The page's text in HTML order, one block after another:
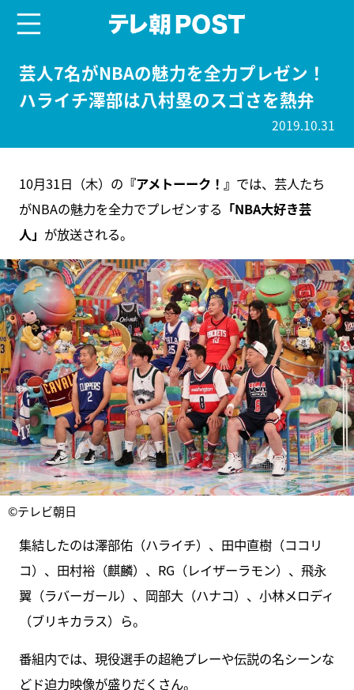
芸人7名がNBAの魅力を全力プレゼン！
ハライチ澤部は⼋村塁のスゴさを熱弁
2019.10.31
10月31日（木）の 『アメトーーク！』 では、芸人たち
がNBAの魅⼒を全⼒でプレゼンする 「NBA⼤好き芸
⼈」 が放送される。
©テレビ朝日
集結したのは澤部佑（ハライチ）、⽥中直樹（ココリ
コ）、⽥村裕（麒麟）、RG（レイザーラモン）、飛永
翼（ラバーガール）、岡部大（ハナコ）、小林メロディ
（ブリキカラス）ら。
番組内では、現役選手の超絶プレーや伝説の名シーンな
どド迫力映像が盛りだくさん。